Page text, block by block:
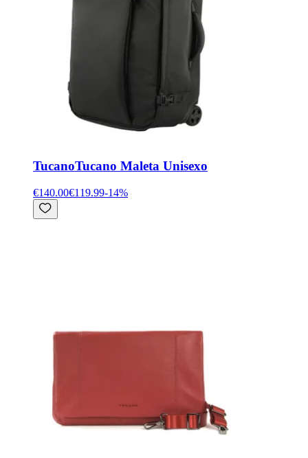
TucanoTucano Maleta Unisexo
€140.00€119.99-14%